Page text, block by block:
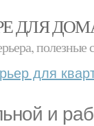
ДЛЯ
полезные
для
и